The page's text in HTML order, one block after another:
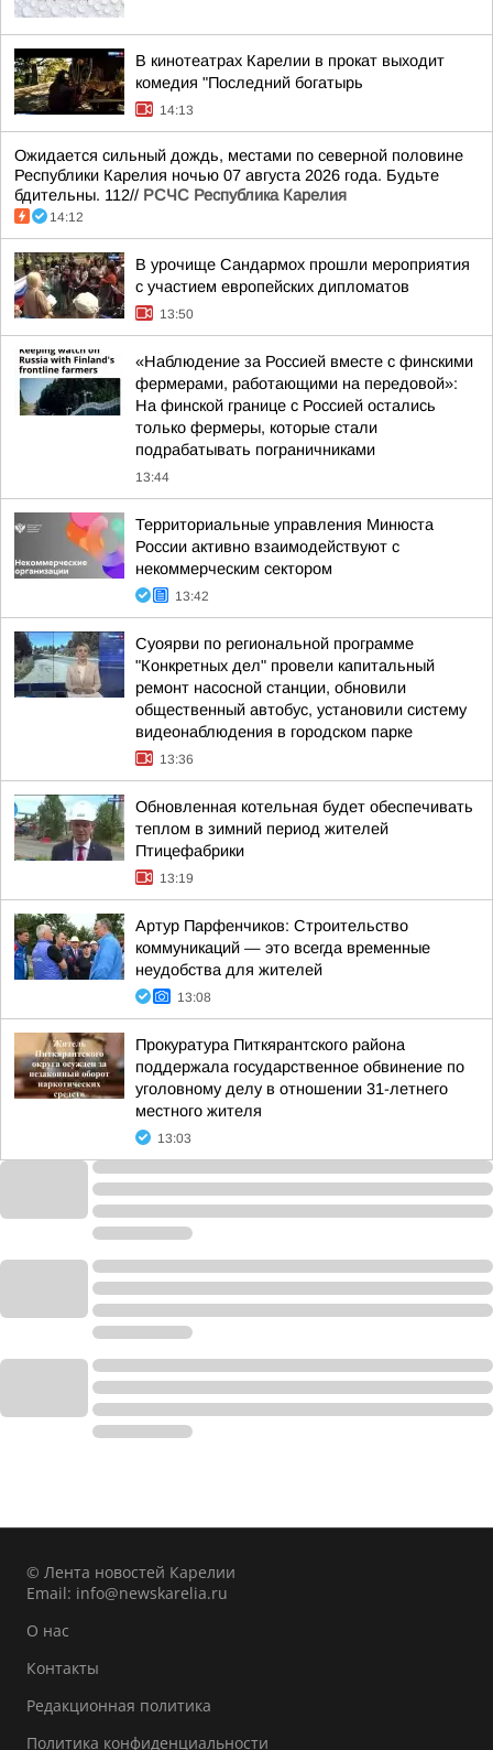
В кинотеатрах Карелии в прокат выходит
комедия "Последний богатырь
14:13
Ожидается сильный дождь, местами по северной половине
Республики Карелия ночью 07 августа 2026 года. Будьте
бдительны. 112// РСЧС Республика Карелия
14:12
В урочище Сандармох прошли мероприятия
с участием европейских дипломатов
13:50
«Наблюдение за Россией вместе с финскими
фермерами, работающими на передовой»:
На финской границе с Россией остались
только фермеры, которые стали
подрабатывать пограничниками
13:44
Территориальные управления Минюста
России активно взаимодействуют с
некоммерческим сектором
13:42
Суоярви по региональной программе
"Конкретных дел" провели капитальный
ремонт насосной станции, обновили
общественный автобус, установили систему
видеонаблюдения в городском парке
13:36
Обновленная котельная будет обеспечивать
теплом в зимний период жителей
Птицефабрики
13:19
Артур Парфенчиков: Строительство
коммуникаций — это всегда временные
неудобства для жителей
13:08
Прокуратура Питкярантского района
поддержала государственное обвинение по
уголовному делу в отношении 31-летнего
местного жителя
13:03
© Лента новостей Карелии
Email: info@newskarelia.ru
О нас
Контакты
Редакционная политика
Политика конфиденциальности